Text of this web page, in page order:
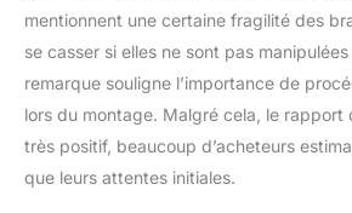
mentionnent une certaine fragilité des
se casser si elles ne sont pas
remarque souligne l’importance de
lors du montage. Malgré cela, le
très positif, beaucoup d’acheteurs
que leurs attentes initiales.